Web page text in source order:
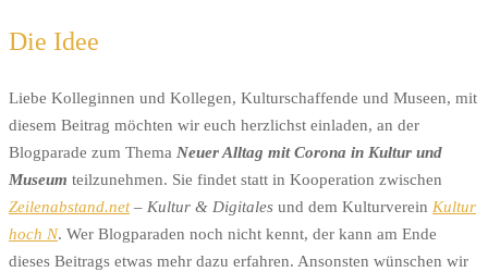
Die Idee
Liebe Kolleginnen und Kollegen, Kulturschaffende und Museen, mit
diesem Beitrag möchten wir euch herzlichst einladen, an der
Blogparade zum Thema Neuer Alltag mit Corona in Kultur und
Museum teilzunehmen. Sie findet statt in Kooperation zwischen
Zeilenabstand.net– Kultur & Digitales und dem Kulturverein Kultur
hoch N. Wer Blogparaden noch nicht kennt, der kann am Ende
dieses Beitrags etwas mehr dazu erfahren. Ansonsten wünschen wir